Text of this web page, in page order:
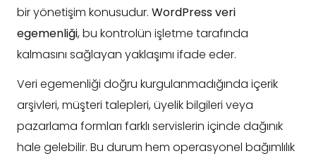
bir yönetişim konusudur. WordPress veri
egemenliği, bu kontrolün işletme tarafında
kalmasını sağlayan yaklaşımı ifade eder.
Veri egemenliği doğru kurgulanmadığında içerik
arşivleri, müşteri talepleri, üyelik bilgileri veya
pazarlama formları farklı servislerin içinde dağınık
hale gelebilir. Bu durum hem operasyonel bağımlılık